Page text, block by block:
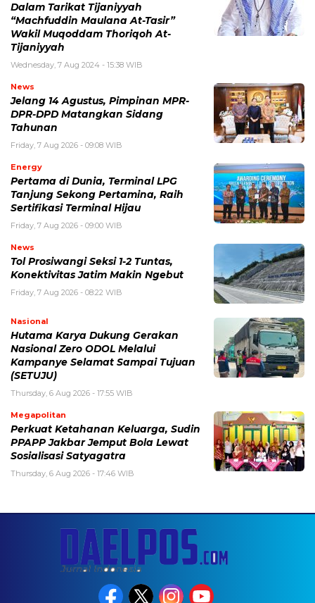
Dalam Tarikat Tijaniyyah
“Machfuddin Maulana At-Tasir”
Wakil Muqoddam Thoriqoh At-
Tijaniyyah
Wednesday, 7 Aug 2024 - 15:38 WIB
News
Jelang 14 Agustus, Pimpinan MPR-
DPR-DPD Matangkan Sidang
Tahunan
Friday, 7 Aug 2026 - 09:08 WIB
Energy
Pertama di Dunia, Terminal LPG
Tanjung Sekong Pertamina, Raih
Sertifikasi Terminal Hijau
Friday, 7 Aug 2026 - 09:00 WIB
News
Tol Prosiwangi Seksi 1-2 Tuntas,
Konektivitas Jatim Makin Ngebut
Friday, 7 Aug 2026 - 08:22 WIB
Nasional
Hutama Karya Dukung Gerakan
Nasional Zero ODOL Melalui
Kampanye Selamat Sampai Tujuan
(SETUJU)
Thursday, 6 Aug 2026 - 17:55 WIB
Megapolitan
Perkuat Ketahanan Keluarga, Sudin
PPAPP Jakbar Jemput Bola Lewat
Sosialisasi Satyagatra
Thursday, 6 Aug 2026 - 17:46 WIB